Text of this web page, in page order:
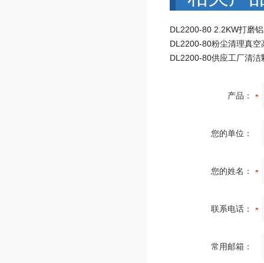
产品：
您的单位：
您的姓名：
联系电话：
常用邮箱：